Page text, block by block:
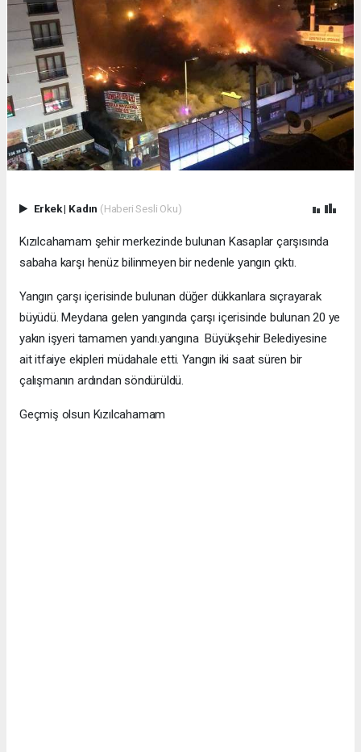
Erkek| Kadın (Haberi Sesli Oku)
Kızılcahamam şehir merkezinde bulunan Kasaplar çarşısında
sabaha karşı henüz bilinmeyen bir nedenle yangın çıktı.
Yangın çarşı içerisinde bulunan düğer dükkanlara sıçrayarak
büyüdü. Meydana gelen yangında çarşı içerisinde bulunan 20 ye
yakın işyeri tamamen yandı.yangına Büyükşehir Belediyesine
ait itfaiye ekipleri müdahale etti. Yangın iki saat süren bir
çalışmanın ardından söndürüldü.
Geçmiş olsun Kızılcahamam